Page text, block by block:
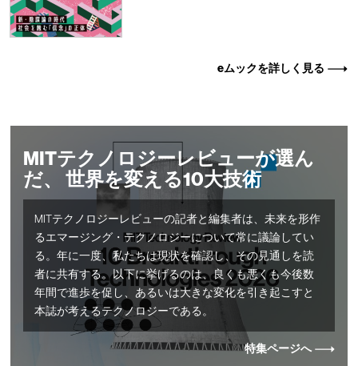
eムックを詳しく見る
MITテクノロジーレビューが選ん
だ、 世界を変える10大技術
MITテクノロジーレビューの記者と編集者は、未来を形作
るエマージング・テクノロジーについて常に議論してい
る。年に一度、私たちは現状を確認し、その見通しを読
者に共有する。以下に挙げるのは、良くも悪くも今後数
年間で進歩を促し、あるいは大きな変化を引き起こすと
本誌が考えるテクノロジーである。
特集ページへ